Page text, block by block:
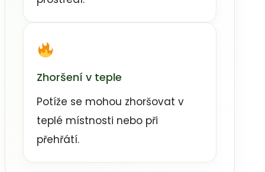
Zhoršení v teple
Potíže se mohou zhoršovat v
teplé místnosti nebo při
přehřátí.